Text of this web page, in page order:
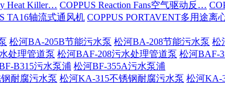
Heat Killer… COPPUS Reaction Fans空气驱动反…
TA16轴流式通风机 COPPUS PORTAVENT多用途离
松河BA-205B节能污水泵 松河BA-208节能污水泵 松
处理管道泵 松河BAF-208污水处理管道泵 松河BAF-
B315污水泵浦 松河BF-355A污水泵浦
耐腐污水泵 松河KA-315不锈钢耐腐污水泵 松河KA-